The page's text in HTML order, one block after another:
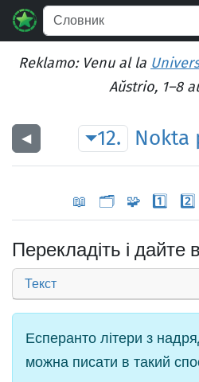
Reklamo: Venu al la
Aŭstrio, 1–8
◀︎ 12. Nokta
📖 🗂️ 🧩 1️⃣ 2️⃣
Перекладіть і дайте
Текст
Есперанто літери з
можна писати в такий